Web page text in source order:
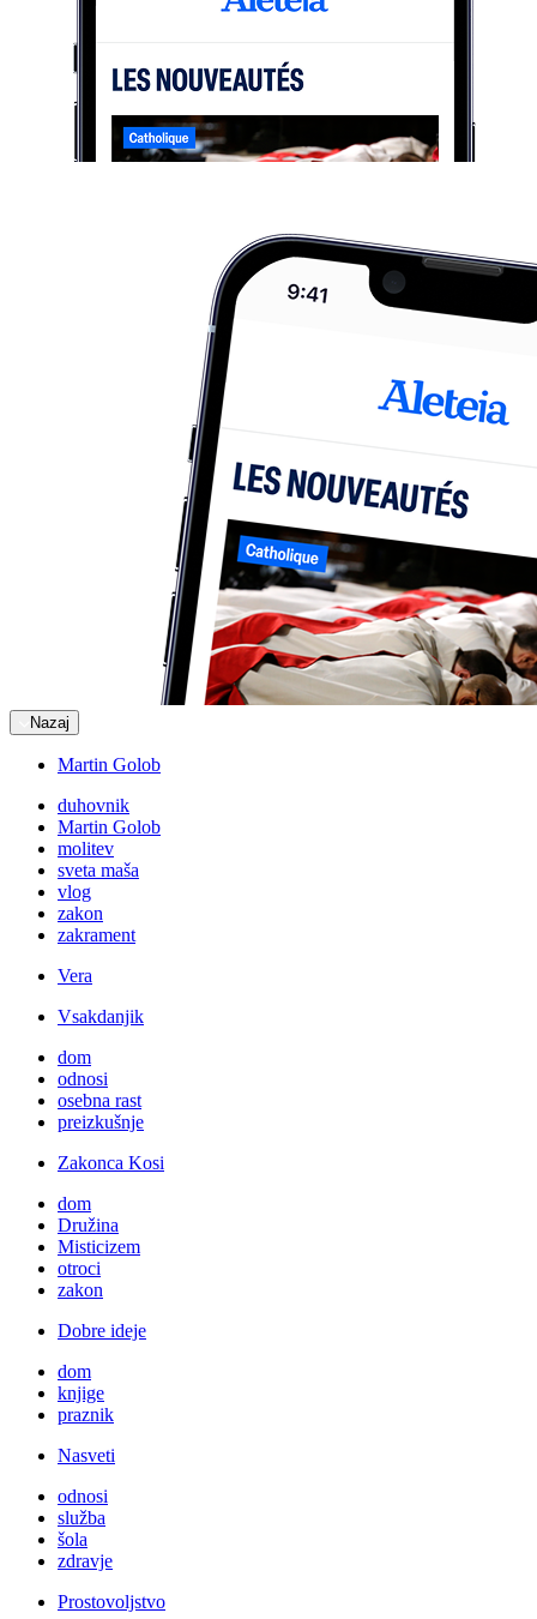
Nazaj
Martin Golob
duhovnik
Martin Golob
molitev
sveta maša
vlog
zakon
zakrament
Vera
Vsakdanjik
dom
odnosi
osebna rast
preizkušnje
Zakonca Kosi
dom
Družina
Misticizem
otroci
zakon
Dobre ideje
dom
knjige
praznik
Nasveti
odnosi
služba
šola
zdravje
Prostovoljstvo